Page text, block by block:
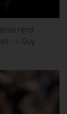
rend
: « Guy